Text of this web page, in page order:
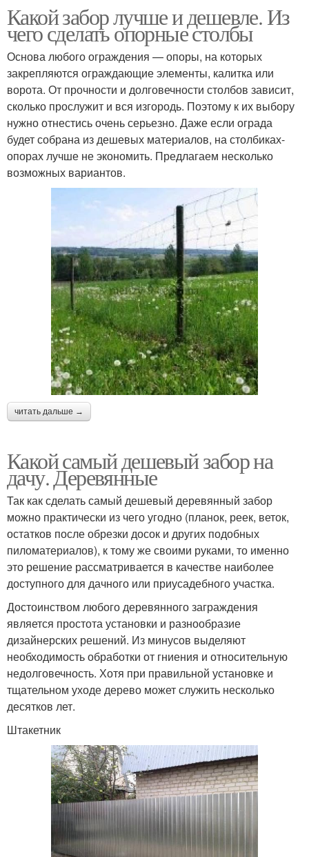
Какой забор лучше и дешевле. Из
чего сделать опорные столбы
Основа любого ограждения — опоры, на которых
закрепляются ограждающие элементы, калитка или
ворота. От прочности и долговечности столбов зависит,
сколько прослужит и вся изгородь. Поэтому к их выбору
нужно отнестись очень серьезно. Даже если ограда
будет собрана из дешевых материалов, на столбиках-
опорах лучше не экономить. Предлагаем несколько
возможных вариантов.
читать дальше →
Какой самый дешевый забор на
дачу. Деревянные
Так как сделать самый дешевый деревянный забор
можно практически из чего угодно (планок, реек, веток,
остатков после обрезки досок и других подобных
пиломатериалов), к тому же своими руками, то именно
это решение рассматривается в качестве наиболее
доступного для дачного или приусадебного участка.
Достоинством любого деревянного заграждения
является простота установки и разнообразие
дизайнерских решений. Из минусов выделяют
необходимость обработки от гниения и относительную
недолговечность. Хотя при правильной установке и
тщательном уходе дерево может служить несколько
десятков лет.
Штакетник